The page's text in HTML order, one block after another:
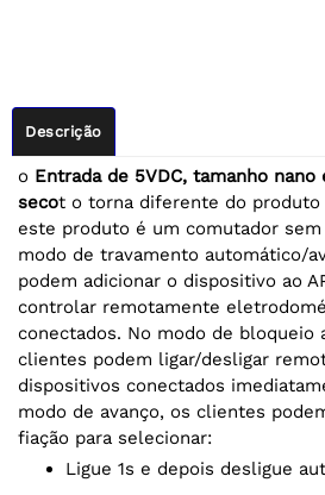
Descrição
o Entrada de 5VDC, tamanho
secot o torna diferente do produto
este produto é um comutador
modo de travamento automático/
podem adicionar o dispositivo ao
controlar remotamente
conectados. No modo de bloqueio
clientes podem ligar/desligar
dispositivos conectados
modo de avanço, os clientes
fiação para selecionar:
Ligue 1s e depois desligue